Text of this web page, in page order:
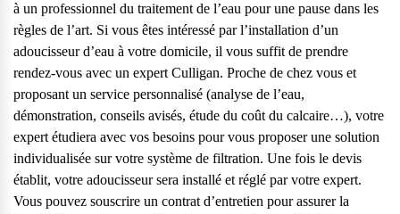
à un professionnel du traitement de l’eau pour une pause dans les
règles de l’art. Si vous êtes intéressé par l’installation d’un
adoucisseur d’eau à votre domicile, il vous suffit de prendre
rendez-vous avec un expert Culligan. Proche de chez vous et
proposant un service personnalisé (analyse de l’eau,
démonstration, conseils avisés, étude du coût du calcaire…), votre
expert étudiera avec vos besoins pour vous proposer une solution
individualisée sur votre système de filtration. Une fois le devis
établit, votre adoucisseur sera installé et réglé par votre expert.
Vous pouvez souscrire un contrat d’entretien pour assurer la